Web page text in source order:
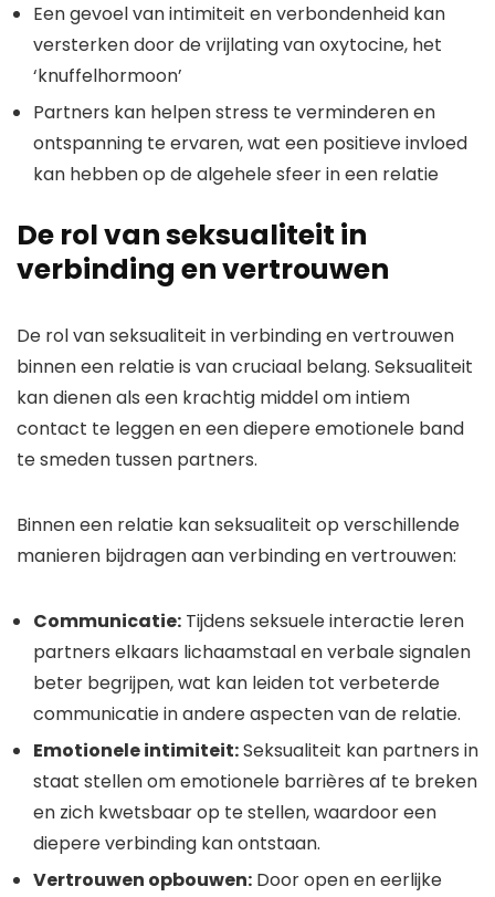
Een gevoel van intimiteit en verbondenheid kan
versterken door de vrijlating van oxytocine, het
‘knuffelhormoon’
Partners kan helpen stress te verminderen en
ontspanning te ervaren, wat een positieve invloed
kan hebben op de algehele sfeer in een relatie
De rol van seksualiteit in
verbinding en vertrouwen
De rol van seksualiteit in verbinding en vertrouwen
binnen een relatie is van cruciaal belang. Seksualiteit
kan dienen als een krachtig middel om intiem
contact te leggen en een diepere emotionele band
te smeden tussen partners.
Binnen een relatie kan seksualiteit op verschillende
manieren bijdragen aan verbinding en vertrouwen:
Communicatie: Tijdens seksuele interactie leren
partners elkaars lichaamstaal en verbale signalen
beter begrijpen, wat kan leiden tot verbeterde
communicatie in andere aspecten van de relatie.
Emotionele intimiteit:Seksualiteit kan partners in
staat stellen om emotionele barrières af te breken
en zich kwetsbaar op te stellen, waardoor een
diepere verbinding kan ontstaan.
Vertrouwen opbouwen: Door open en eerlijke